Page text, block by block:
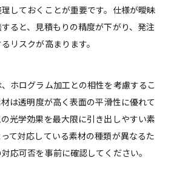
しておくことが重要です。仕様が曖昧
ると、見積もりの精度が下がり、発注
リスクが高まります。
ホログラム加工との相性を考慮するこ
は透明度が高く表面の平滑性に優れて
光学効果を最大限に引き出しやすい素
て対応している素材の種類が異なるた
応可否を事前に確認してください。